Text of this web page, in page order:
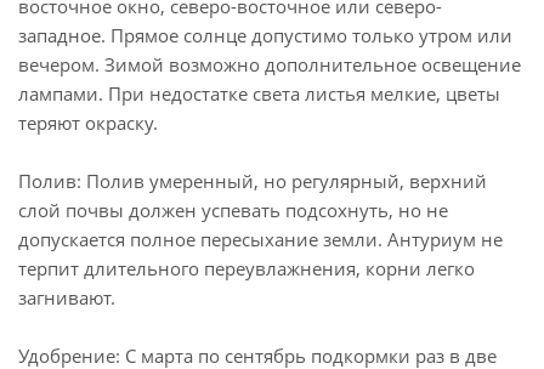
восточное окно, северо-восточное или северо-
западное. Прямое солнце допустимо только утром или
вечером. Зимой возможно дополнительное освещение
лампами. При недостатке света листья мелкие, цветы
теряют окраску.
Полив: Полив умеренный, но регулярный, верхний
слой почвы должен успевать подсохнуть, но не
допускается полное пересыхание земли. Антуриум не
терпит длительного переувлажнения, корни легко
загнивают.
Удобрение: С марта по сентябрь подкормки раз в две